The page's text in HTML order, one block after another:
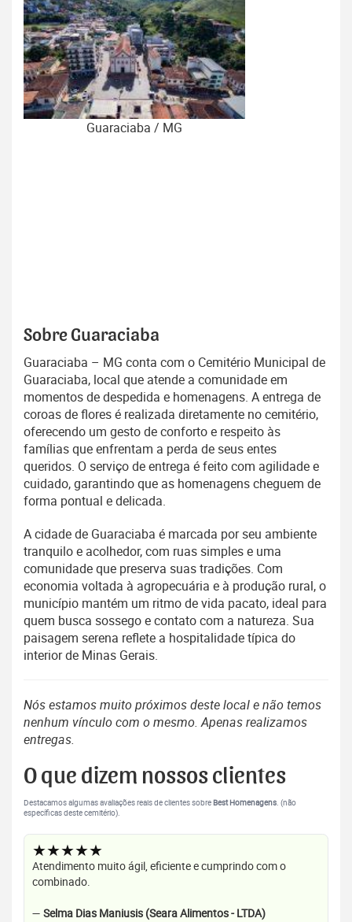
Guaraciaba / MG
Sobre Guaraciaba
Guaraciaba – MG conta com o Cemitério Municipal de
Guaraciaba, local que atende a comunidade em
momentos de despedida e homenagens. A entrega de
coroas de flores é realizada diretamente no cemitério,
oferecendo um gesto de conforto e respeito às
famílias que enfrentam a perda de seus entes
queridos. O serviço de entrega é feito com agilidade e
cuidado, garantindo que as homenagens cheguem de
forma pontual e delicada.
A cidade de Guaraciaba é marcada por seu ambiente
tranquilo e acolhedor, com ruas simples e uma
comunidade que preserva suas tradições. Com
economia voltada à agropecuária e à produção rural, o
município mantém um ritmo de vida pacato, ideal para
quem busca sossego e contato com a natureza. Sua
paisagem serena reflete a hospitalidade típica do
interior de Minas Gerais.
Nós estamos muito próximos deste local e não temos
nenhum vínculo com o mesmo. Apenas realizamos
entregas.
O que dizem nossos clientes
Destacamos algumas avaliações reais de clientes sobre Best Homenagens. (não
específicas deste cemitério).
★★★★★
Atendimento muito ágil, eficiente e cumprindo com o
combinado.
— Selma Dias Maniusis (Seara Alimentos - LTDA)